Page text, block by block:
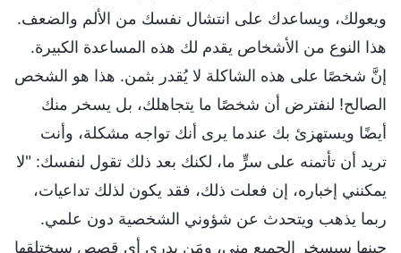
ويعولك، ويساعدك على انتشال نفسك من الألم والضعف.
هذا النوع من الأشخاص يقدم لك هذه المساعدة الكبيرة.
إنَّ شخصًا على هذه الشاكلة لا يُقدر بثمن. هذا هو الشخص
الصالح! لنفترض أن شخصًا ما يتجاهلك، بل يسخر منك
أيضًا ويستهزئ بك عندما يرى أنك تواجه مشكلة، وأنت
تريد أن تأتمنه على سرٍّ ما، لكنك بعد ذلك تقول لنفسك: "لا
يمكنني إخباره، إن فعلت ذلك، فقد يكون لذلك تداعيات،
ربما يذهب ويتحدث عن شؤوني الشخصية دون علمي.
حينها سيسخر الجميع مني، ومَن يدري أي قصص سيختلقها